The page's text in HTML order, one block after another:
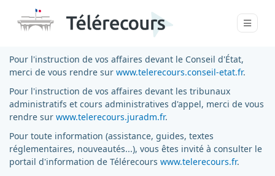
Pour l'instruction de vos affaires devant le Conseil d'État,
merci de vous rendre sur www.telerecours.conseil-etat.fr.
Pour l'instruction de vos affaires devant les tribunaux
administratifs et cours administratives d'appel, merci de vous
rendre sur www.telerecours.juradm.fr.
Pour toute information (assistance, guides, textes
réglementaires, nouveautés...), vous êtes invité à consulter le
portail d'information de Télérecours www.telerecours.fr.